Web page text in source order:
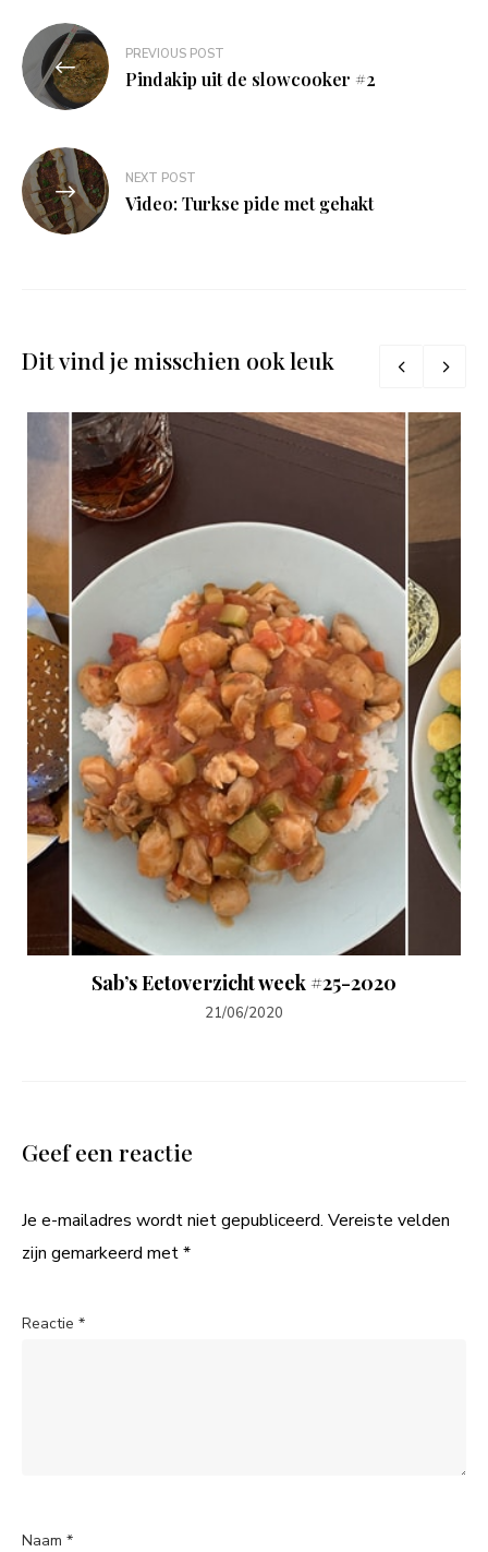
Bericht
navigatie
PREVIOUS POST
Pindakip uit de slowcooker #2
NEXT POST
Video: Turkse pide met gehakt
Dit vind je misschien ook leuk
Sab’s Eetoverzicht week #25-2020
21/06/2020
Geef een reactie
Je e-mailadres wordt niet gepubliceerd. Vereiste velden
zijn gemarkeerd met*
Reactie *
Naam *